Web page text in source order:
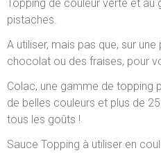
Topping de couleur verte et au
pistaches.
A utiliser, mais pas que, sur
chocolat ou des fraises, pour
Colac, une gamme de topping
de belles couleurs et plus de
tous les goûts !
Sauce Topping à utiliser en